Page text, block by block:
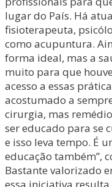
lugar do País. Há
fisioterapeuta,
como acupuntura.
forma ideal, mas a
muito para que
acesso a essas
acostumado a
cirurgia, mas
ser educado para se
e isso leva tempo. É
educação também”,
Bastante valorizado